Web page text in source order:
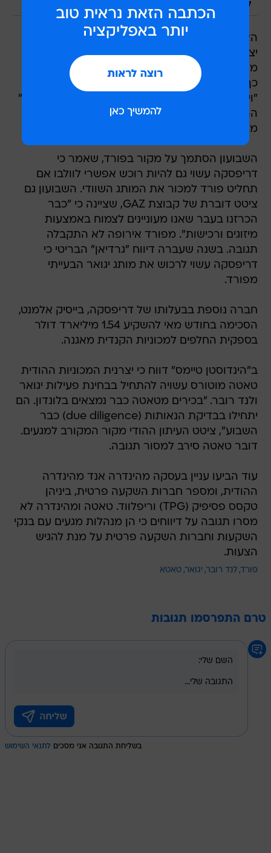
לנד רובר פרילנדר
האוליגרך הרוסי אולג דריפסקה, העומד בראש
יצרנית המכוניות הרוסית GAZ, מתעניין ברכישת
מותגי היוקרה של פורד בבריטניה, יגואר ולנד רובר.
כך דיווח בשבת שבועון העסקים הגרמני
"וירטשאפטס ווכה". במקביל, דיווח "הינדוסטן טיימס"
ההודי כי טאטה מוטורס, יצרנית המכוניות ההודית,
מתעניינת גם היא ברכישת שני המותגים.
השבועון הסתמך על מקור בפורד, שאמר כי
דריפסקה עשוי גם להיות רוכש אפשרי לוולבו אם
תחליט פורד למכור את המותג השוודי. השבועון גם
ציטט דוברת של קבוצת GAZ, שציינה כי "כבר
הכרזנו בעבר שאנו מעוניינים לצמוח באמצעות
מיזוגים ורכישות". מפורד אירופה לא התקבלה
תגובה. בשנה שעברה דיווח "גרדיאן" הבריטי כי
דריפסקה עשוי לרכוש את מותג יגואר הבעייתי
מפורד.
חברה נוספת בבעלותו של דריפסקה, בייסיק אלמנט,
הסכימה בחודש מאי להשקיע 1.54 מיליארד דולר
בספקית החלפים למכוניות הקנדית מאגנה.
ב"הינדוסטן טיימס" דווח כי יצרנית המכוניות ההודית
טאטה מוטורס עשויה להתחיל בבחינת פעילות יגואר
ולנד רובר. "בכירים מטאטה כבר נמצאים בלונדון. הם
יתחילו בבדיקת הנאותות (due diligence) כבר
השבוע", ציטט העיתון ההודי מקור המקורב למגעים.
דובר טאטה סירב למסור תגובה.
עוד הביעו עניין בעסקה מהינדרה אנד מהינדרה
ההודית, ומספר חברות השקעה פרטית, ביניהן
טקסס פסיפיק (TPG) וריפלווד. טאטה ומהינדרה לא
מסרו תגובה על דיווחים כי הן מנהלות מגעים עם בנקי
השקעות וחברות השקעה פרטית על מנת להגיש
הצעות.
פורד לנד רובר יגואר טאטא
טרם התפרסמו תגובות
בשליחת התגובה אני מסכים לתנאי השימוש